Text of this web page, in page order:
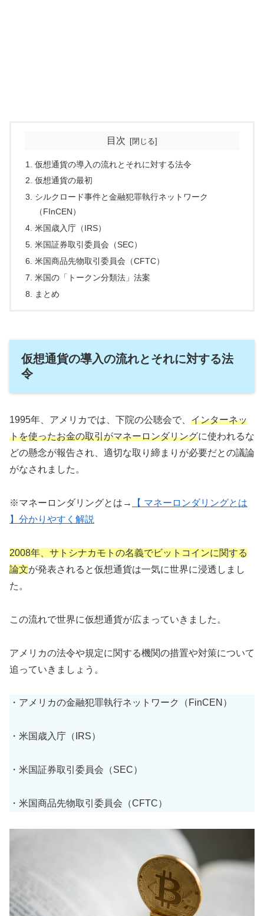
目次
仮想通貨の導入の流れとそれに対する法令
仮想通貨の最初
シルクロード事件と金融犯罪執行ネットワーク
（FInCEN）
米国歳入庁（IRS）
米国証券取引委員会（SEC）
米国商品先物取引委員会（CFTC）
米国の「トークン分類法」法案
まとめ
仮想通貨の導入の流れとそれに対する法
令
1995年、アメリカでは、下院の公聴会で、 インターネッ
トを使ったお金の取引がマネーロンダリングに使われるな
どの懸念が報告され、適切な取り締まりが必要だとの議論
がなされました。
※マネーロンダリングとは→
【 マネーロンダリングとは
】分かりやすく解説
2008年、サトシナカモトの名義でビットコインに関する
論文が発表されると仮想通貨は一気に世界に浸透しまし
た。
この流れで世界に仮想通貨が広まっていきました。
アメリカの法令や規定に関する機関の措置や対策について
追っていきましょう。
・アメリカの金融犯罪執行ネットワーク（FinCEN）
・米国歳入庁（IRS）
・米国証券取引委員会（SEC）
・米国商品先物取引委員会（CFTC）